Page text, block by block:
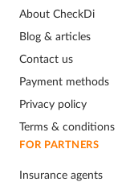
About CheckDi
Blog & articles
Contact us
Payment methods
Privacy policy
Terms & conditions
FOR PARTNERS
Insurance agents